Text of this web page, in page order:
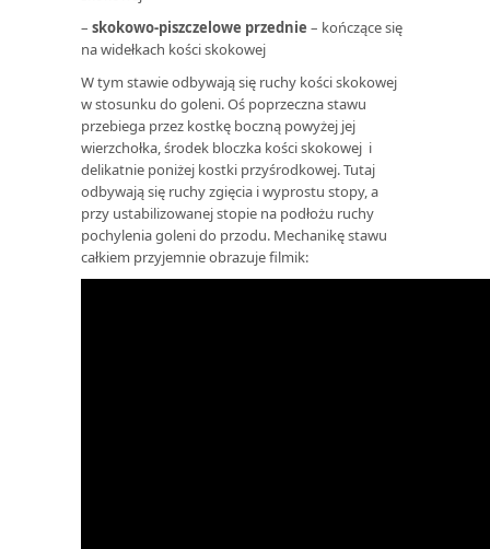
– skokowo-piszczelowe przednie – kończące się
na widełkach kości skokowej
W tym stawie odbywają się ruchy kości skokowej
w stosunku do goleni. Oś poprzeczna stawu
przebiega przez kostkę boczną powyżej jej
wierzchołka, środek bloczka kości skokowej i
delikatnie poniżej kostki przyśrodkowej. Tutaj
odbywają się ruchy zgięcia i wyprostu stopy, a
przy ustabilizowanej stopie na podłożu ruchy
pochylenia goleni do przodu. Mechanikę stawu
całkiem przyjemnie obrazuje filmik: